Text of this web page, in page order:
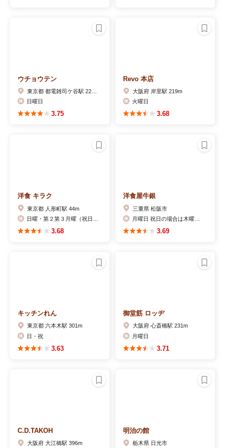
ウチョウテン
日曜日
3.75
Revo 本店
大阪府 岸里駅 219m
火曜日
3.68
洋食 キラク
東京都 人形町駅 44m
3.68
洋食屋牛銀
三重県 松阪市
3.69
キッチンれん
東京都 六本木駅 301m
日・祝
3.63
御堂筋 ロッヂ
大阪府 心斎橋駅 231m
月曜日
3.71
C.D.TAKOH
大阪府 大江橋駅 396m
明治の館
栃木県 日光市